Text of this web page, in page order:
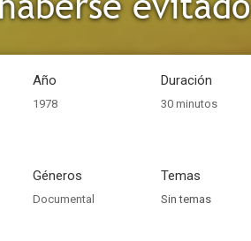
Año
1978
Duración
30 minutos
Géneros
Documental
Temas
Sin temas